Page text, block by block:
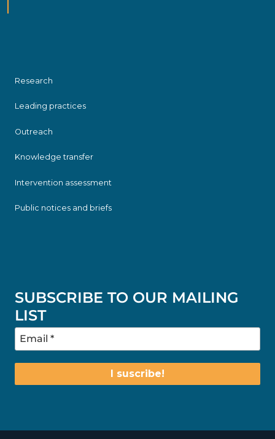
Research
Leading practices
Outreach
Knowledge transfer
Intervention assessment
Public notices and briefs
SUBSCRIBE TO OUR MAILING
LIST